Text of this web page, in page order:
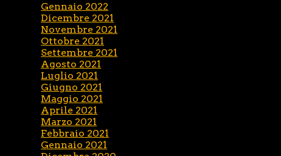
Gennaio 2022
Dicembre 2021
Novembre 2021
Ottobre 2021
Settembre 2021
Agosto 2021
Luglio 2021
Giugno 2021
Maggio 2021
Aprile 2021
Marzo 2021
Febbraio 2021
Gennaio 2021